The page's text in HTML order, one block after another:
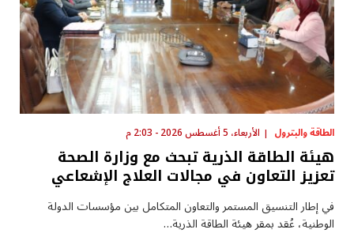
الطاقة والبترول الأربعاء، 5 أغسطس 2026 - 2:03 م
هيئة الطاقة الذرية تبحث مع وزارة الصحة
تعزيز التعاون في مجالات العلاج الإشعاعي
في إطار التنسيق المستمر والتعاون المتكامل بين مؤسسات الدولة
الوطنية، عُقد بمقر هيئة الطاقة الذرية…